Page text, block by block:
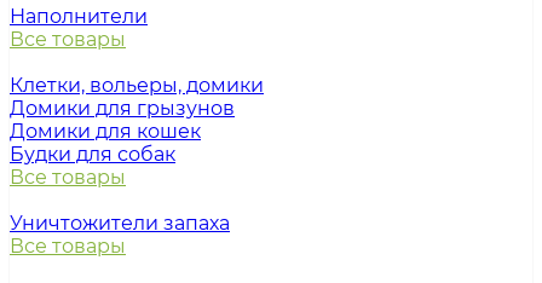
Наполнители
Все товары
Клетки, вольеры, домики
Домики для грызунов
Домики для кошек
Будки для собак
Все товары
Уничтожители запаха
Все товары